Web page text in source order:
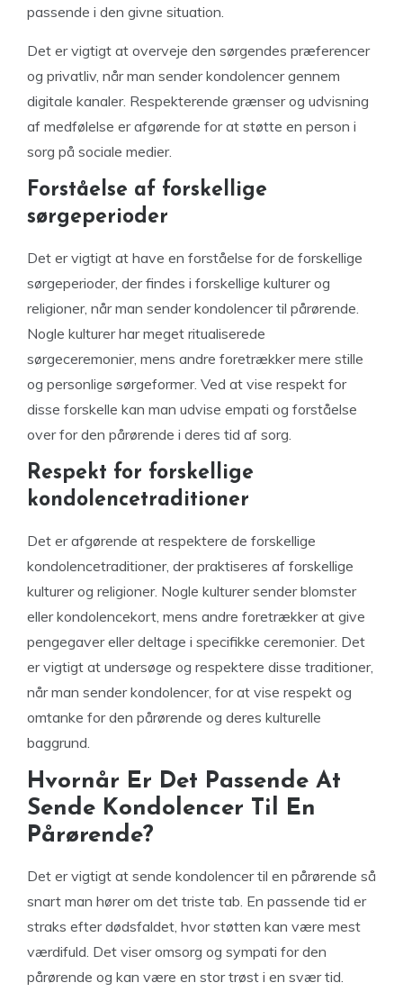
passende i den givne situation.
Det er vigtigt at overveje den sørgendes præferencer
og privatliv, når man sender kondolencer gennem
digitale kanaler. Respekterende grænser og udvisning
af medfølelse er afgørende for at støtte en person i
sorg på sociale medier.
Forståelse af forskellige
sørgeperioder
Det er vigtigt at have en forståelse for de forskellige
sørgeperioder, der findes i forskellige kulturer og
religioner, når man sender kondolencer til pårørende.
Nogle kulturer har meget ritualiserede
sørgeceremonier, mens andre foretrækker mere stille
og personlige sørgeformer. Ved at vise respekt for
disse forskelle kan man udvise empati og forståelse
over for den pårørende i deres tid af sorg.
Respekt for forskellige
kondolencetraditioner
Det er afgørende at respektere de forskellige
kondolencetraditioner, der praktiseres af forskellige
kulturer og religioner. Nogle kulturer sender blomster
eller kondolencekort, mens andre foretrækker at give
pengegaver eller deltage i specifikke ceremonier. Det
er vigtigt at undersøge og respektere disse traditioner,
når man sender kondolencer, for at vise respekt og
omtanke for den pårørende og deres kulturelle
baggrund.
Hvornår Er Det Passende At
Sende Kondolencer Til En
Pårørende?
Det er vigtigt at sende kondolencer til en pårørende så
snart man hører om det triste tab. En passende tid er
straks efter dødsfaldet, hvor støtten kan være mest
værdifuld. Det viser omsorg og sympati for den
pårørende og kan være en stor trøst i en svær tid.